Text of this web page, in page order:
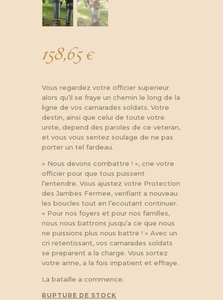
158,65€
Vous regardez votre officier superieur
alors qu’il se fraye un chemin le long de la
ligne de vos camarades soldats. Votre
destin, ainsi que celui de toute votre
unite, depend des paroles de ce veteran,
et vous vous sentez soulage de ne pas
porter un tel fardeau.
« Nous devons combattre ! », crie votre
officier pour que tous puissent
l’entendre. Vous ajustez votre Protection
des Jambes Fermee, verifiant a nouveau
les boucles tout en l’ecoutant continuer.
« Pour nos foyers et pour nos familles,
nous nous battrons jusqu’a ce que nous
ne puissions plus nous battre ! » Avec un
cri retentissant, vos camarades soldats
se preparent a la charge. Vous sortez
votre arme, a la fois impatient et effraye.
La bataille a commence.
RUPTURE DE STOCK